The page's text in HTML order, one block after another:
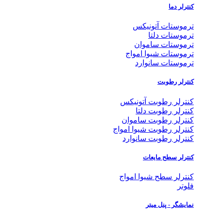
کنترلر دما
ترموستات آتونیکس
ترموستات دلتا
ترموستات ساموان
ترموستات شیوا امواج
ترموستات سانوارد
کنترلر رطوبت
کنترلر رطوبت آتونیکس
کنترلر رطوبت دلتا
کنترلر رطوبت ساموان
کنترلر رطوبت شیوا امواج
کنترلر رطوبت سانوارد
کنترلر سطح مایعات
کنترلر سطح شیوا امواج
فلوتر
نمایشگر - پنل میتر